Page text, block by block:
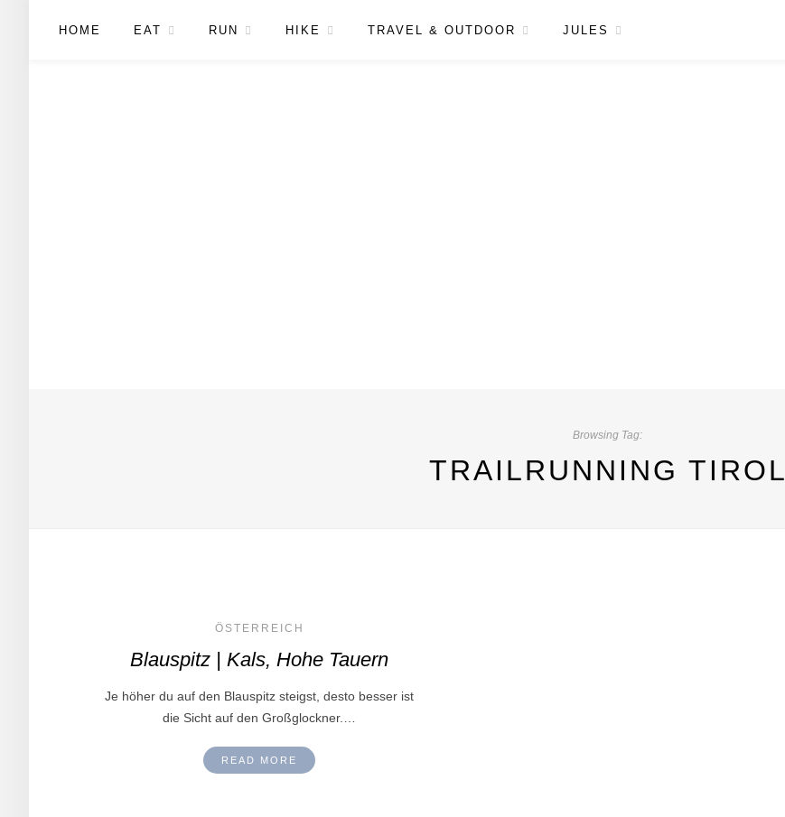
HOME EAT RUN HIKE TRAVEL & OUTDOOR JULES
Browsing Tag:
TRAILRUNNING TIROL
ÖSTERREICH
Blauspitz | Kals, Hohe Tauern
Je höher du auf den Blauspitz steigst, desto besser ist
die Sicht auf den Großglockner.…
READ MORE